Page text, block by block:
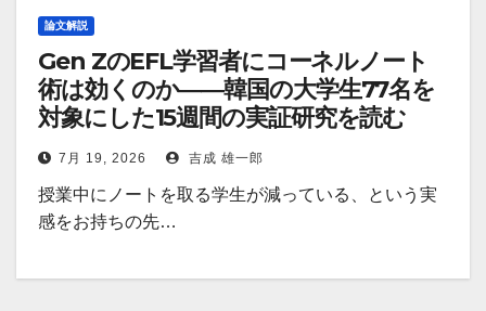
論文解説
Gen ZのEFL学習者にコーネルノート
術は効くのか――韓国の大学生77名を
対象にした15週間の実証研究を読む
7月 19, 2026 吉成 雄一郎
授業中にノートを取る学生が減っている、という実
感をお持ちの先…